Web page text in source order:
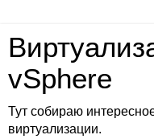
vSphere
Тут собираю
виртуализации.